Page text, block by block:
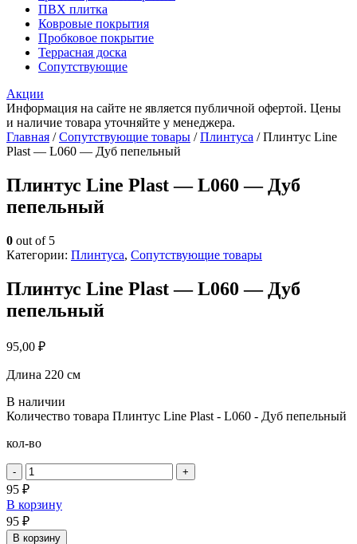
ПВХ плитка
Ковровые покрытия
Пробковое покрытие
Террасная доска
Сопутствующие
Акции
Информация на сайте не является публичной офертой. Цены
и наличие товара уточняйте у менеджера.
Главная /Сопутствующие товары /Плинтуса / Плинтус Line
Plast — L060 — Дуб пепельный
Плинтус Line Plast — L060 — Дуб
пепельный
0 out of 5
Категории: Плинтуса, Сопутствующие товары
Плинтус Line Plast — L060 — Дуб
пепельный
95,00 ₽
Длина 220 см
В наличии
Количество товара Плинтус Line Plast - L060 - Дуб пепельный
кол-во
- +
95 ₽
В корзину
95 ₽
В корзину